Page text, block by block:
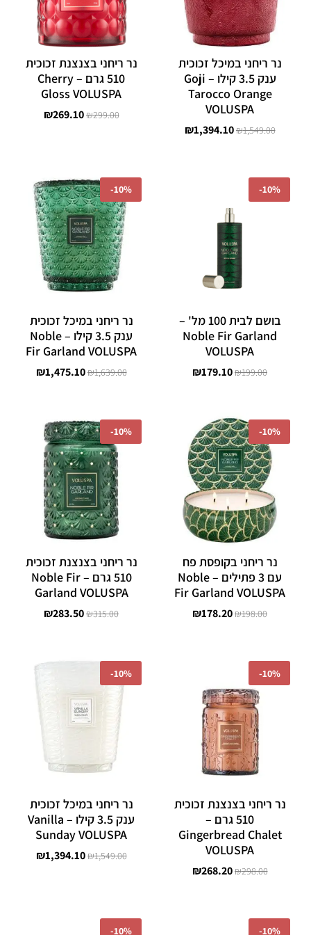
נר ריחני במיכל זכוכית
ענק 3.5 קילו – Goji
Tarocco Orange
VOLUSPA
₪1,549.00
₪1,394.10
נר ריחני בצנצנת זכוכית
510 גרם – Cherry
Gloss VOLUSPA
₪299.00
₪269.10
10%
-
בושם לבית 100 מל' –
Noble Fir Garland
VOLUSPA
₪199.00
₪199.00.
₪179.10
10%
-
נר ריחני במיכל זכוכית
ענק 3.5 קילו – Noble
Fir Garland VOLUSPA
₪1,639.00
המחיר
המקורי
היה:
₪1,639.00.
₪1,475.10
הנוכחי
הוא:
10%
-
נר ריחני בקופסת פח
עם 3 פתילים – Noble
Fir Garland VOLUSPA
₪198.00
המחיר
המקורי
היה:
₪198.00.
₪178.20
הוא:
₪178.20.
10%
-
נר ריחני בצנצנת זכוכית
510 גרם – Noble Fir
Garland VOLUSPA
₪315.00
המחיר
המקורי
היה:
₪315.00.
₪283.50
הנוכחי
₪283.50.
10%
-
נר ריחני בצנצנת זכוכית
510 גרם –
Gingerbread Chalet
VOLUSPA
₪298.00
היה:
₪298.00.
₪268.20
10%
-
נר ריחני במיכל זכוכית
ענק 3.5 קילו – Vanilla
Sunday VOLUSPA
₪1,549.00
המחיר
₪1,549.00.
₪1,394.10
הנוכחי
10%
-
10%
-